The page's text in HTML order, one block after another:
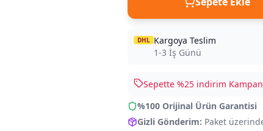
DHL Kargoya Teslim
1-3 İş Günü
Sepette %25 indirim
%100 Orijinal Ürün Garantisi
Gizli Gönderim: Paket